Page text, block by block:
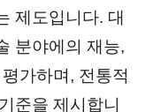
제도입니다. 대
분야에의 재능,
가하며, 전통적
준을 제시합니